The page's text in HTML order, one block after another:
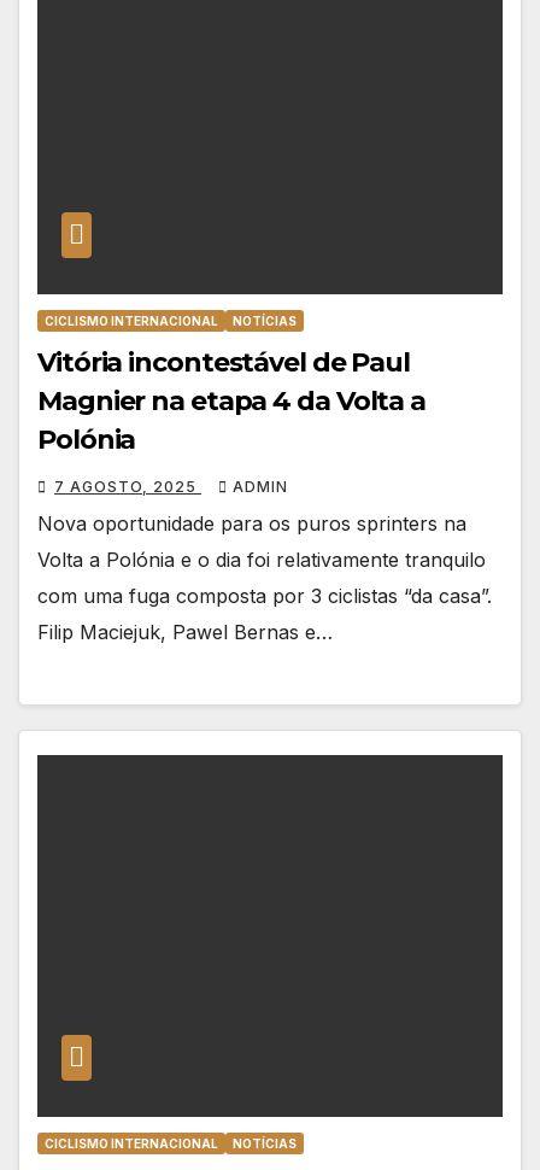
CICLISMO INTERNACIONAL NOTÍCIAS
Vitória incontestável de Paul
Magnier na etapa 4 da Volta a
Polónia
7 AGOSTO, 2025 ADMIN
Nova oportunidade para os puros sprinters na
Volta a Polónia e o dia foi relativamente tranquilo
com uma fuga composta por 3 ciclistas “da casa”.
Filip Maciejuk, Pawel Bernas e…
CICLISMO INTERNACIONAL NOTÍCIAS